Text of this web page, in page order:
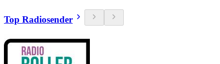
Top Radiosender